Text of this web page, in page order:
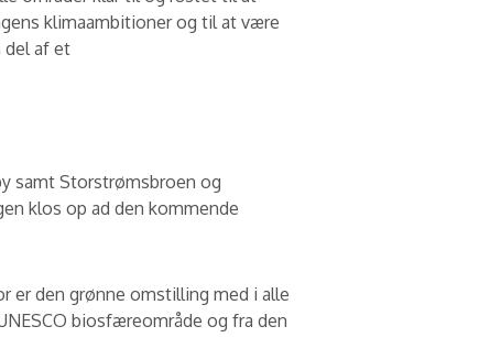
klimaambitioner og til at være
del af et
samt Storstrømsbroen og
klos op ad den kommende
er den grønne omstilling med i alle
biosfæreområde og fra den